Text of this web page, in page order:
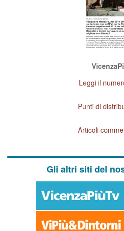
Leggi il
Punti di
Articoli
Gli altri siti del